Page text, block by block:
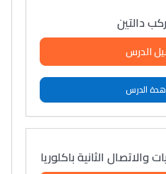
دالتين
الدرس
الدرس
الثانية باكلوريا